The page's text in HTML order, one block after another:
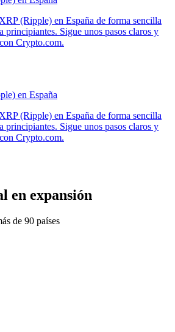
(Ripple) en España de forma sencilla
principiantes. Sigue unos pasos claros y
Crypto.com.
en España
(Ripple) en España de forma sencilla
principiantes. Sigue unos pasos claros y
Crypto.com.
en expansión
de 90 países